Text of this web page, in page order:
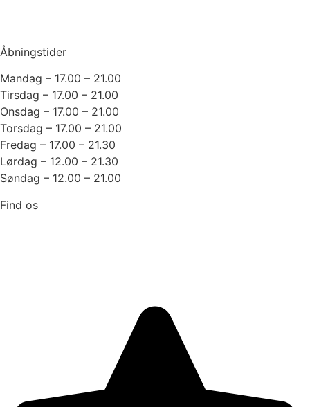
Åbningstider
Mandag – 17.00 – 21.00
Tirsdag – 17.00 – 21.00
Onsdag – 17.00 – 21.00
Torsdag – 17.00 – 21.00
Fredag – 17.00 – 21.30
Lørdag – 12.00 – 21.30
Søndag – 12.00 – 21.00
Find os